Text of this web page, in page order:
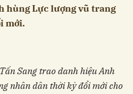
hùng Lực lượng vũ trang
mới.
Sang trao danh hiệu Anh
nhân dân thời kỳ đổi mới cho